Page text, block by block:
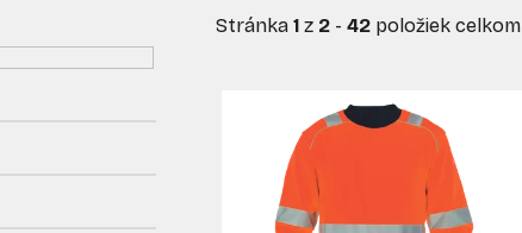
Stránka 1 z 2 - 42 položiek celkom